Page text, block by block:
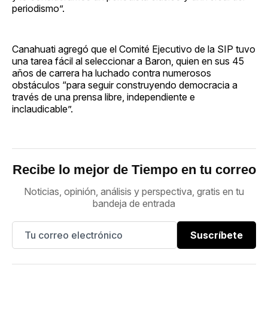
periodismo”.
Canahuati agregó que el Comité Ejecutivo de la SIP tuvo
una tarea fácil al seleccionar a Baron, quien en sus 45
años de carrera ha luchado contra numerosos
obstáculos “para seguir construyendo democracia a
través de una prensa libre, independiente e
inclaudicable”.
Recibe lo mejor de Tiempo en tu correo
Noticias, opinión, análisis y perspectiva, gratis en tu
bandeja de entrada
Suscríbete